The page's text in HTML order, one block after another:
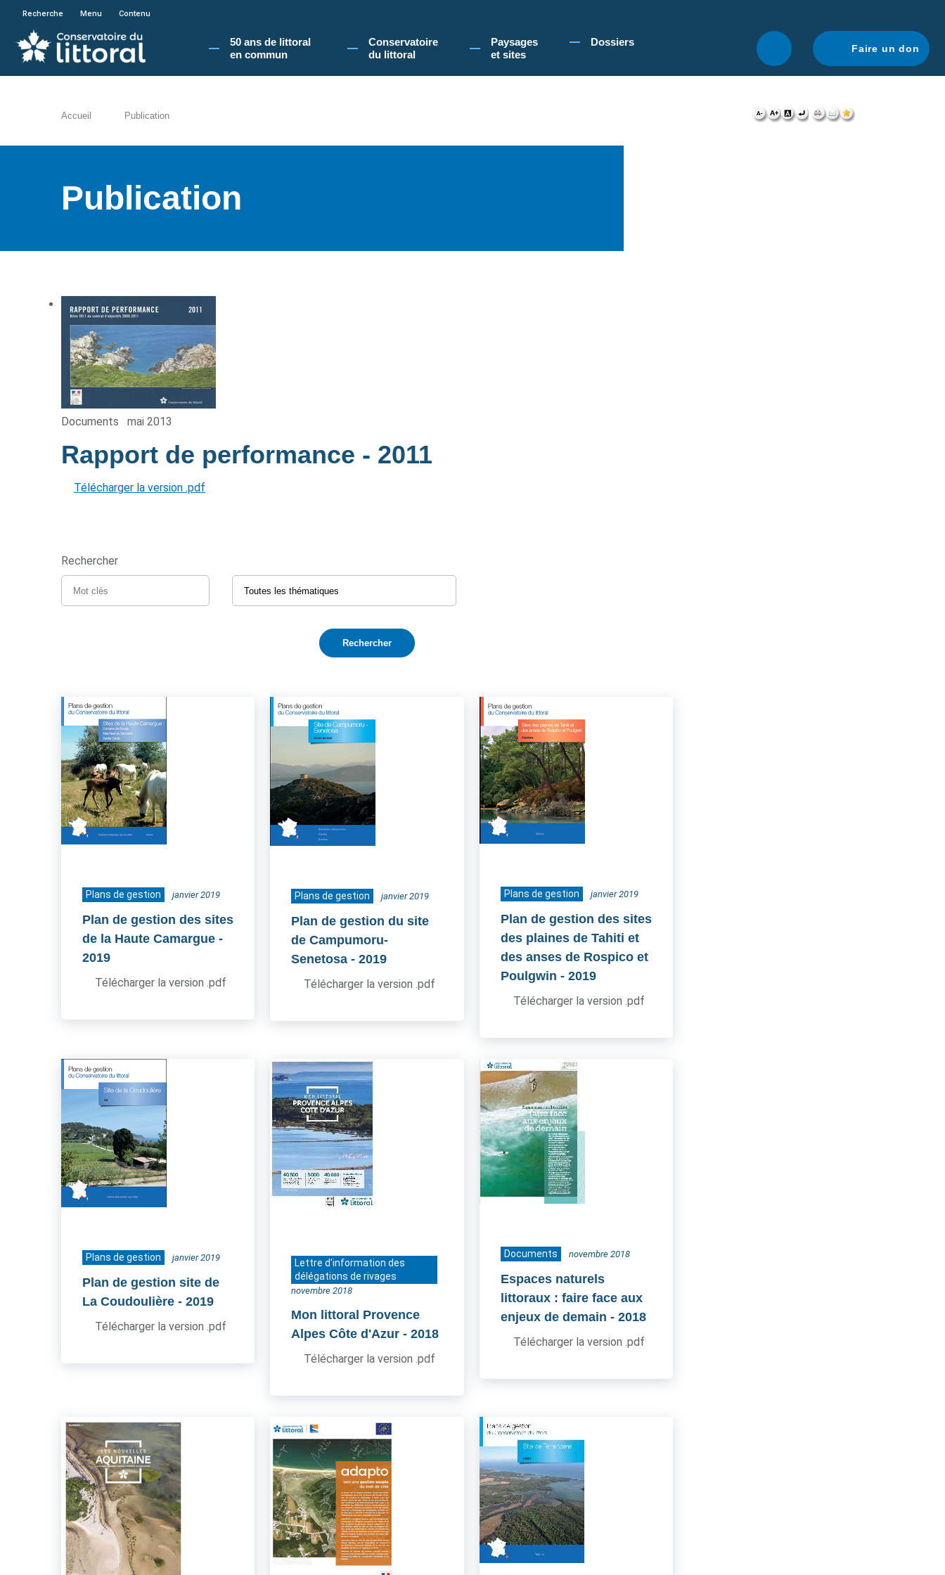
En poursuivant votre navigation sur le site du Conservatoire du littoral, vous acceptez l'utilisation de cookies pour vous proposer une navigation optimale.
Recherche Menu Contenu
50 ans de littoral
en commun​
Conservatoire
du littoral
Paysages
et sites
Dossiers
Faire un don
Accueil Publication
Publication
Documents mai 2013
Rapport de performance - 2011
Télécharger la version .pdf
Rechercher
Plans de gestion janvier 2019
Plan de gestion des sites
de la Haute Camargue -
2019
Télécharger la version .pdf
Plans de gestion janvier 2019
Plan de gestion du site
de Campumoru-
Senetosa - 2019
Télécharger la version .pdf
Plans de gestion janvier 2019
Plan de gestion des sites
des plaines de Tahiti et
des anses de Rospico et
Poulgwin - 2019
Télécharger la version .pdf
Plans de gestion janvier 2019
Plan de gestion site de
La Coudoulière - 2019
Télécharger la version .pdf
Lettre d'information des
délégations de rivages
novembre 2018
Mon littoral Provence
Alpes Côte d'Azur - 2018
Télécharger la version .pdf
Documents novembre 2018
Espaces naturels
littoraux : faire face aux
enjeux de demain - 2018
Télécharger la version .pdf